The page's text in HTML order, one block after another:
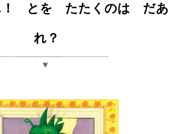
！ とを たたくのは だあ
れ？